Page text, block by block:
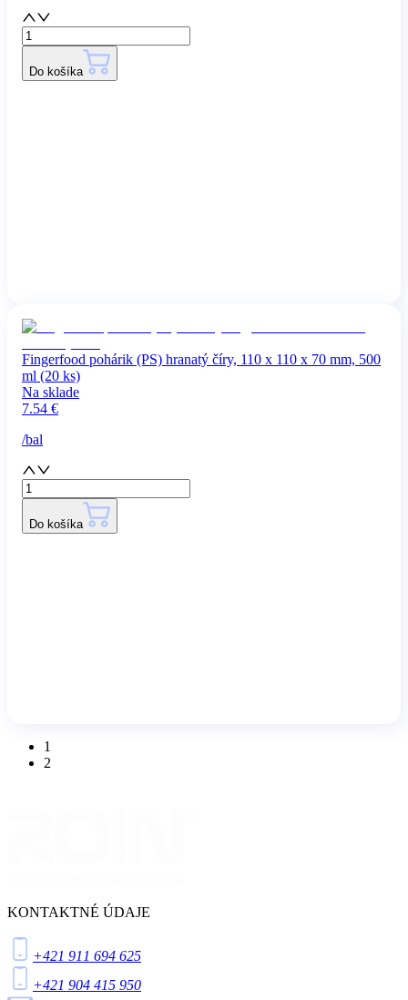
Do košíka
Fingerfood pohárik (PS) hranatý číry, 110 x 110 x 70 mm, 500
ml (20 ks)
Na sklade
7.54 €
/bal
Do košíka
1
2
KONTAKTNÉ ÚDAJE
+421 911 694 625
+421 904 415 950